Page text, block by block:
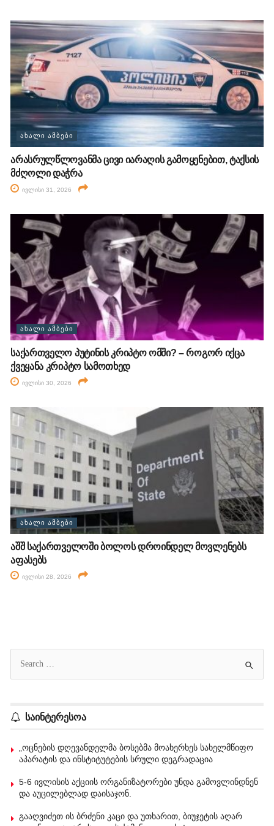
ᲐᲮᲐᲚᲘ ᲐᲛᲑᲔᲑᲘ
არასრულწლოვანმა ცივი იარაღის გამოყენებით, ტაქსის
მძღოლი დაჭრა
ივლისი 31, 2026
ᲐᲮᲐᲚᲘ ᲐᲛᲑᲔᲑᲘ
საქართველო პუტინის კრიპტო ომში? – როგორ იქცა
ქვეყანა კრიპტო სამოთხედ
ივლისი 30, 2026
ᲐᲮᲐᲚᲘ ᲐᲛᲑᲔᲑᲘ
აშშ საქართველოში ბოლოს დროინდელ მოვლენებს
აფასებს
ივლისი 28, 2026
საინტერესოა
„ოცნების დღევანდელმა ბოსებმა მოახერხეს სახელმწიფო
აპარატის და ინსტიტუტების სრული დეგრადაცია
5-6 ივლისის აქციის ორგანიზატორები უნდა გამოვლინდნენ
და აუცილებლად დაისაჯონ.
გააღვიძეთ ის ბრძენი კაცი და უთხარით, ბიუჯეტის აღარ